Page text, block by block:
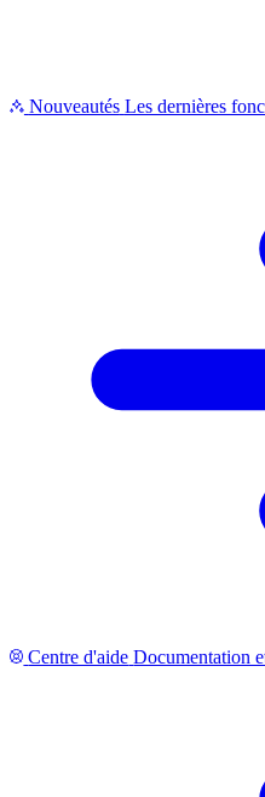
Nouveautés Les dernières
Centre d'aide Documentation